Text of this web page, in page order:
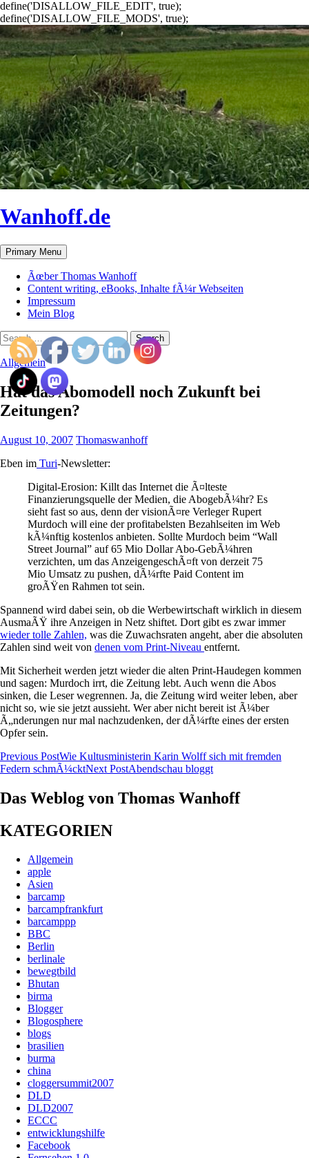
define('DISALLOW_FILE_EDIT', true);
define('DISALLOW_FILE_MODS', true);
Wanhoff.de
Search
Primary Menu Skip
to
content
Ãœber Thomas Wanhoff
Content writing, eBooks, Inhalte fÃ¼r Webseiten
Impressum
Mein Blog
Search
for:
Allgemein
Hat das Abomodell noch Zukunft bei
Zeitungen?
August 10, 2007 Thomaswanhoff
Eben im Turi-Newsletter:
Digital-Erosion: Killt das Internet die Ã¤lteste
Finanzierungsquelle der Medien, die AbogebÃ¼hr? Es
sieht fast so aus, denn der visionÃ¤re Verleger Rupert
Murdoch will eine der profitabelsten Bezahlseiten im Web
kÃ¼nftig kostenlos anbieten. Sollte Murdoch beim “Wall
Street Journal” auf 65 Mio Dollar Abo-GebÃ¼hren
verzichten, um das AnzeigengeschÃ¤ft von derzeit 75
Mio Umsatz zu pushen, dÃ¼rfte Paid Content im
groÃŸen Rahmen tot sein.
Spannend wird dabei sein, ob die Werbewirtschaft wirklich in diesem
AusmaÃŸ ihre Anzeigen in Netz shiftet. Dort gibt es zwar immer
wieder tolle Zahlen, was die Zuwachsraten angeht, aber die absoluten
Zahlen sind weit von denen vom Print-Niveau entfernt.
Mit Sicherheit werden jetzt wieder die alten Print-Haudegen kommen
und sagen: Murdoch irrt, die Zeitung lebt. Auch wenn die Abos
sinken, die Leser wegrennen. Ja, die Zeitung wird weiter leben, aber
nicht so, wie sie jetzt aussieht. Wer aber nicht bereit ist Ã¼ber
Ã„nderungen nur mal nachzudenken, der dÃ¼rfte eines der ersten
Opfer sein.
Post
navigation
Previous PostWie Kultusministerin Karin Wolff sich mit fremden
Federn schmÃ¼cktNext PostAbendschau bloggt
Das Weblog von Thomas Wanhoff
KATEGORIEN
Allgemein
apple
Asien
barcamp
barcampfrankfurt
barcamppp
BBC
Berlin
berlinale
bewegtbild
Bhutan
birma
Blogger
Blogosphere
blogs
brasilien
burma
china
cloggersummit2007
DLD
DLD2007
ECCC
entwicklungshilfe
Facebook